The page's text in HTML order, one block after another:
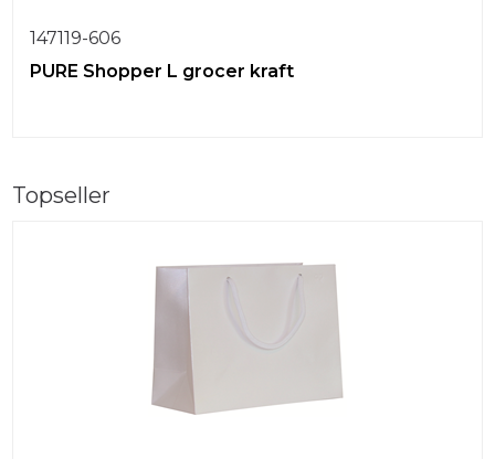
147119-606
PURE Shopper L grocer kraft
Topseller